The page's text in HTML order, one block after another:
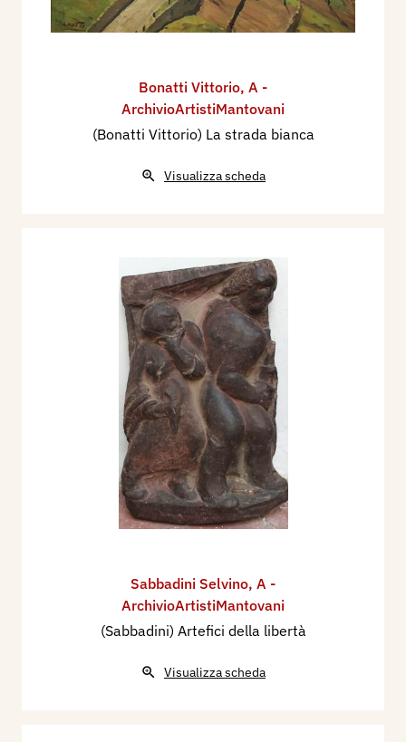
Bonatti Vittorio, A -
ArchivioArtistiMantovani
(Bonatti Vittorio) La strada bianca
Visualizza scheda
Sabbadini Selvino, A -
ArchivioArtistiMantovani
(Sabbadini) Artefici della libertà
Visualizza scheda